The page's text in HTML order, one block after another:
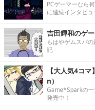
PCゲーマーなら
に連続インタビュ
吉田輝和のゲ
もはやゲムスパ
記
【大人気4コ
n）
Game*Sparkの一
発売中！